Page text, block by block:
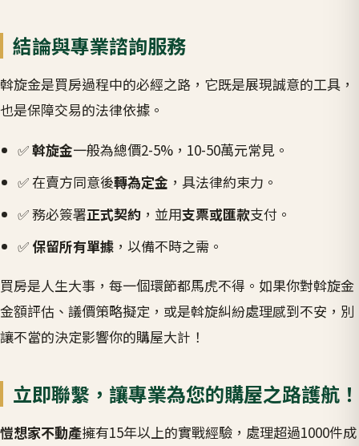
結論與專業諮詢服務
斡旋金是買房過程中的必經之路，它既是展現誠意的工具，
也是保障交易的法律依據。
✅斡旋金一般為總價2-5%，10-50萬元常見。
✅ 在賣方同意後轉為定金 ，具法律約束力。
✅ 務必簽署正式契約 ，並用支票或匯款支付。
✅ 保留所有單據 ，以備不時之需。
買房是人生大事，每一個環節都馬虎不得。如果你對斡旋金
金額評估、議價策略擬定，或是斡旋糾紛處理感到不安，別
讓不當的決定影響你的購屋大計！
立即聯繫，讓專業為您的購屋之路護航！
愷想家不動產擁有15年以上的實戰經驗，處理超過1000件成